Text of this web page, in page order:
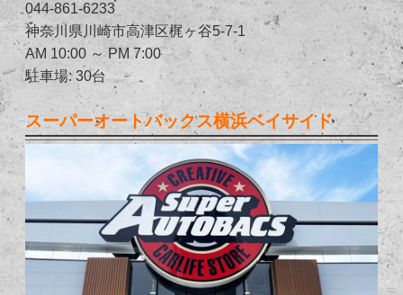
044-861-6233
神奈川県川崎市高津区梶ヶ谷5-7-1
AM 10:00 ～ PM 7:00
駐車場: 30台
スーパーオートバックス横浜ベイサイド